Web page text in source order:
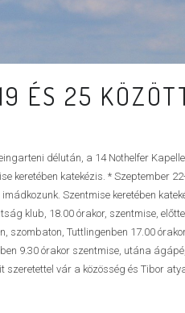
ÉS 25
délután, a 14 Nothelfer
keretében katekézis. * Szeptember
Szentmise keretében
klub, 18.00 órakor, szentmise,
szombaton, Tuttlingenben 17.00
9.30 órakor szentmise, utána
vár a közösség és Tibor atya!